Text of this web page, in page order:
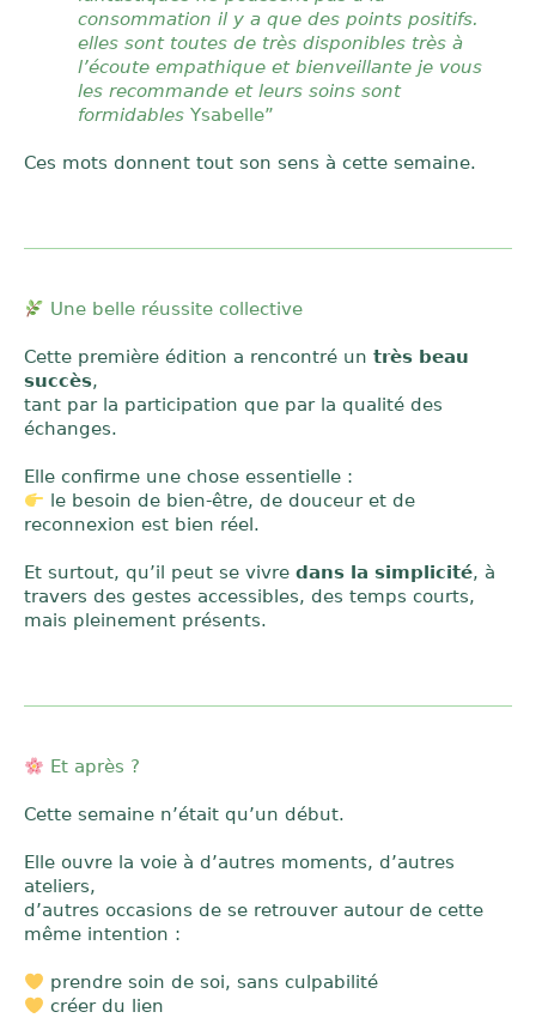
consommation il y a que des points positifs.
elles sont toutes de très disponibles très à
l’écoute empathique et bienveillante je vous
les recommande et leurs soins sont
formidables Ysabelle”
Ces mots donnent tout son sens à cette semaine.
Une belle réussite collective
Cette première édition a rencontré untrès beau
succès,
tant par la participation que par la qualité des
échanges.
Elle confirme une chose essentielle :
le besoin de bien-être, de douceur et de
reconnexion est bien réel.
Et surtout, qu’il peut se vivredans la simplicité, à
travers des gestes accessibles, des temps courts,
mais pleinement présents.
Et après ?
Cette semaine n’était qu’un début.
Elle ouvre la voie à d’autres moments, d’autres
ateliers,
d’autres occasions de se retrouver autour de cette
même intention :
prendre soin de soi, sans culpabilité
créer du lien